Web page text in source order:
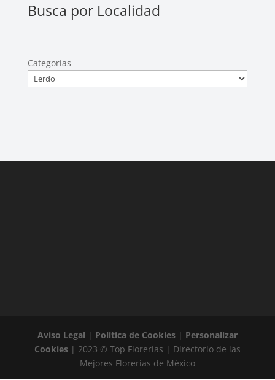
Busca por Localidad
Categorías
Aviso Legal | Política de Cookies| Personalizar
Cookies| 2023 © Top Florerías | Directorio de las
Mejores Florerías de México